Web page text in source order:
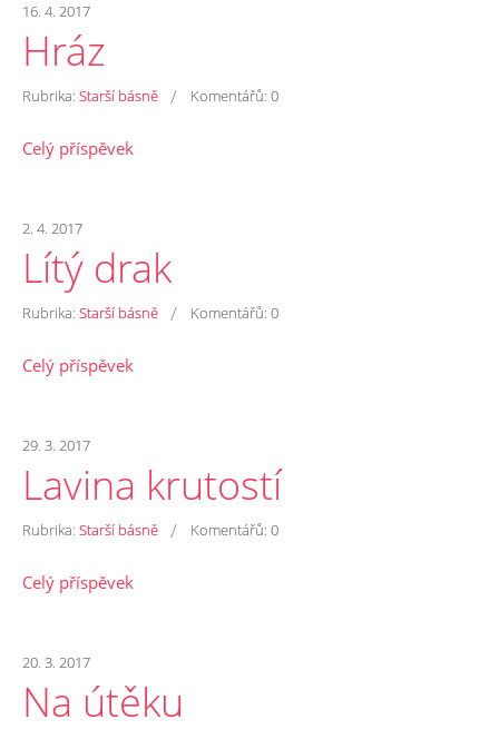
16. 4. 2017
Hráz
Rubrika: Starší básně / Komentářů: 0
Celý příspěvek
2. 4. 2017
Lítý drak
Rubrika: Starší básně / Komentářů: 0
Celý příspěvek
29. 3. 2017
Lavina krutostí
Rubrika: Starší básně / Komentářů: 0
Celý příspěvek
20. 3. 2017
Na útěku